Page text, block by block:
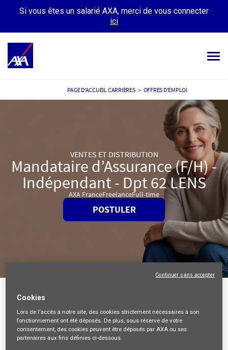
Si vous êtes un salarié AXA, merci de vous connecter
ici
MES CANDIDATURES MON PROFIL
PAGE D'ACCUEIL CARRIÈRES > OFFRES D'EMPLOI
VENTES ET DISTRIBUTION
Mandataire d’Assurance (F/H) -
Indépendant - Dpt 62 LENS
AXA FranceFreelanceFull-time
POSTULER
Retour
Mandataire d’Assurance (F/H) - Indépendant -
Dpt 62 LENS
62-PAS-DE-CALAIS, FR, 99999
Cookies
Lors de l'accès à notre site, des cookies strictement nécessaires à son
fonctionnement ont été déposés. De plus, sous réserve de votre
consentement, des cookies peuvent être déposés par AXA ou ses
partenaires aux fins définies ci-dessous.
Continuer sans accepter